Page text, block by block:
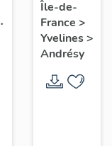
l'église
Saint-
Germain-
de-
Paris
Saint-
Germain
Île-de-
France >
Yvelines>
Andrésy